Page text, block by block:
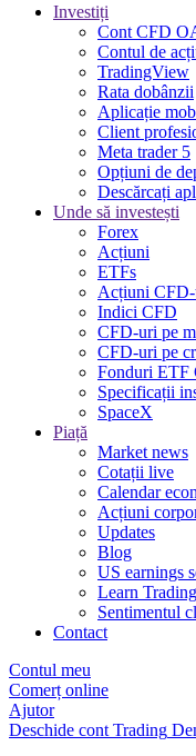
Investiți
Cont CFD
Contul de
TradingView
Rata dobânzii
Aplicație
Client
Meta trader 5
Opțiuni de
Descărcați
Unde să investești
Forex
Acțiuni
ETFs
Acțiuni
Indici CFD
CFD-uri pe
CFD-uri pe
Fonduri ETF
Specificații
SpaceX
Piață
Market news
Cotații live
Calendar
Acțiuni
Updates
Blog
US earnings
Learn
Sentimentul
Contact
Contul meu
Comerț online
Ajutor
Deschide cont Trading